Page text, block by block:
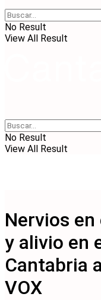
No Result
View All Result
No Result
View All Result
Nervios en
y alivio en
Cantabria
VOX